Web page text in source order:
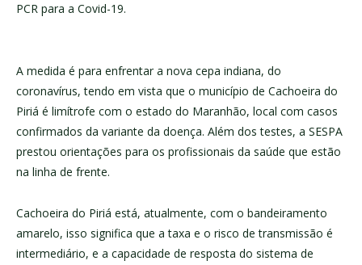
PCR para a Covid-19.
A medida é para enfrentar a nova cepa indiana, do
coronavírus, tendo em vista que o município de Cachoeira do
Piriá é limítrofe com o estado do Maranhão, local com casos
confirmados da variante da doença. Além dos testes, a SESPA
prestou orientações para os profissionais da saúde que estão
na linha de frente.
Cachoeira do Piriá está, atualmente, com o bandeiramento
amarelo, isso significa que a taxa e o risco de transmissão é
intermediário, e a capacidade de resposta do sistema de